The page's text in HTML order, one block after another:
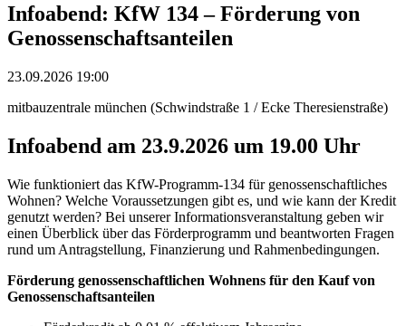
Infoabend: KfW 134 – Förderung von
Genossenschaftsanteilen
23.09.2026 19:00
mitbauzentrale münchen (Schwindstraße 1 / Ecke Theresienstraße)
Infoabend am 23.9.2026 um 19.00 Uhr
Wie funktioniert das KfW-Programm-134 für genossenschaftliches
Wohnen? Welche Voraussetzungen gibt es, und wie kann der Kredit
genutzt werden? Bei unserer Informationsveranstaltung geben wir
einen Überblick über das Förderprogramm und beantworten Fragen
rund um Antragstellung, Finanzierung und Rahmenbedingungen.
Förderung genossenschaftlichen Wohnens für den Kauf von
Genossenschaftsanteilen